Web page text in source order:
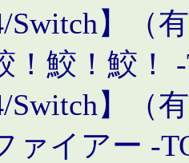
Switch】（
！鮫！鮫！
Switch】（
ァイアー -